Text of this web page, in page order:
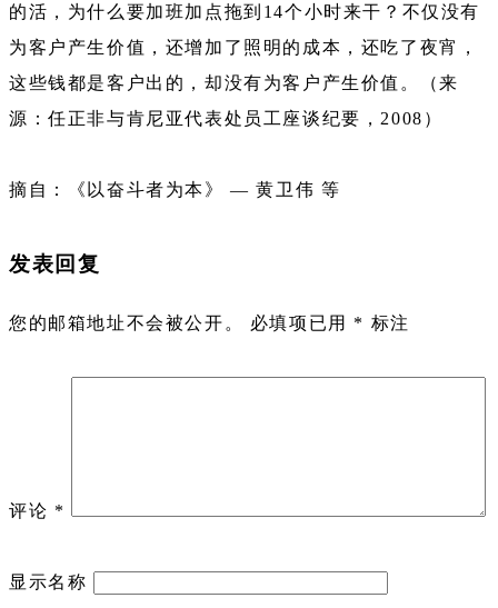
的活，为什么要加班加点拖到14个小时来干？不仅没有
为客户产生价值，还增加了照明的成本，还吃了夜宵，
这些钱都是客户出的，却没有为客户产生价值。（来
源：任正非与肯尼亚代表处员工座谈纪要，2008）
摘自：《以奋斗者为本》 — 黄卫伟 等
发表回复
您的邮箱地址不会被公开。 必填项已用 * 标注
评论 *
显示名称